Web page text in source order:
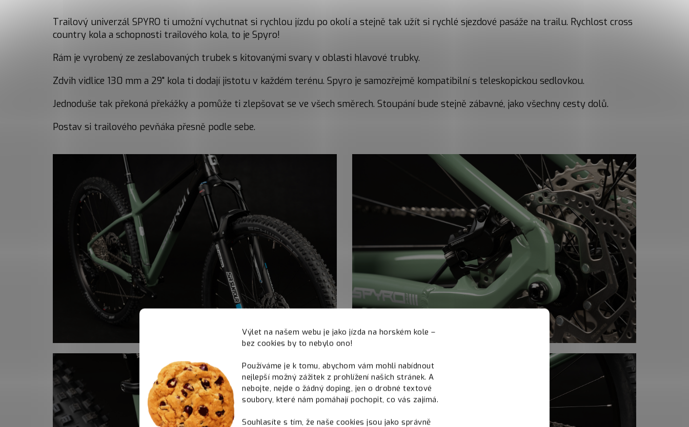
Výlet na našem webu je jako jízda na horském kole –
bez cookies by to nebylo ono!
Používáme je k tomu, abychom vám mohli nabídnout
nejlepší možný zážitek z prohlížení našich stránek. A
nebojte, nejde o žádný doping, jen o drobné textové
soubory, které nám pomáhají pochopit, co vás zajímá.
Souhlasíte s tím, že naše cookies jsou jako správně
Trailový univerzál SPYRO ti umožní vychutnat si rychlou jízdu po okolí a stejně tak užít si rychlé sjezdové pasáže na trailu. Rychlost cross
country kola a schopnosti trailového kola, to je Spyro!
Rám je vyrobený ze zeslabovaných trubek s kitovanými svary v oblasti hlavové trubky.
Zdvih vidlice 130 mm a 29" kola ti dodají jistotu v každém terénu. Spyro je samozřejmě kompatibilní s teleskopickou sedlovkou.
Jednoduše tak překoná překážky a pomůže ti zlepšovat se ve všech směrech. Stoupání bude stejně zábavné, jako všechny cesty dolů.
Postav si trailového pevňáka přesně podle sebe.